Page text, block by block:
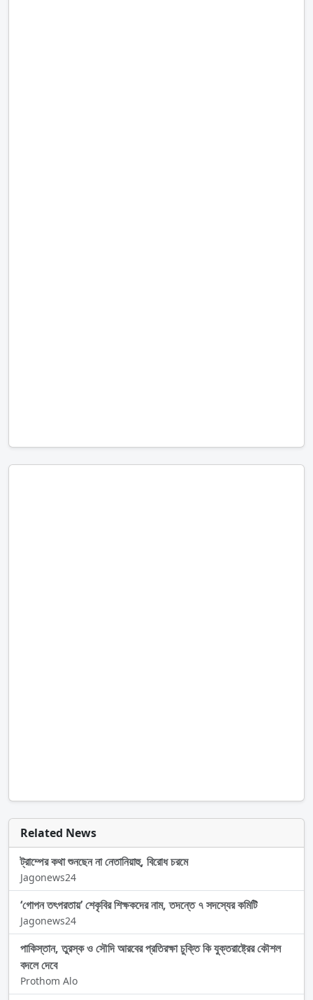
Related News
ট্রাম্পের কথা শুনছেন না নেতানিয়াহু, বিরোধ চরমে
Jagonews24
‘গোপন তৎপরতায়’ শেকৃবির শিক্ষকদের নাম, তদন্তে ৭ সদস্যের কমিটি
Jagonews24
পাকিস্তান, তুরস্ক ও সৌদি আরবের প্রতিরক্ষা চুক্তি কি যুক্তরাষ্ট্রের কৌশল
বদলে দেবে
Prothom Alo